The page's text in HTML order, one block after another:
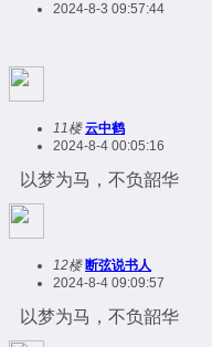
2024-8-3 09:57:44
11楼 云中鹤
2024-8-4 00:05:16
以梦为马，不负韶华
12楼 断弦说书人
2024-8-4 09:09:57
以梦为马，不负韶华